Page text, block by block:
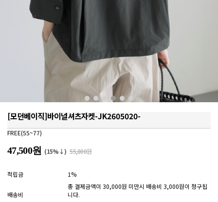
[모던베이직]바이널셔츠자켓-JK2605020-
FREE(55~77)
47,500원 (15%↓) 55,800원
적립금 1%
배송비
총 결제금액이 30,000원 미만시 배송비 3,000원이 청구됩
니다.